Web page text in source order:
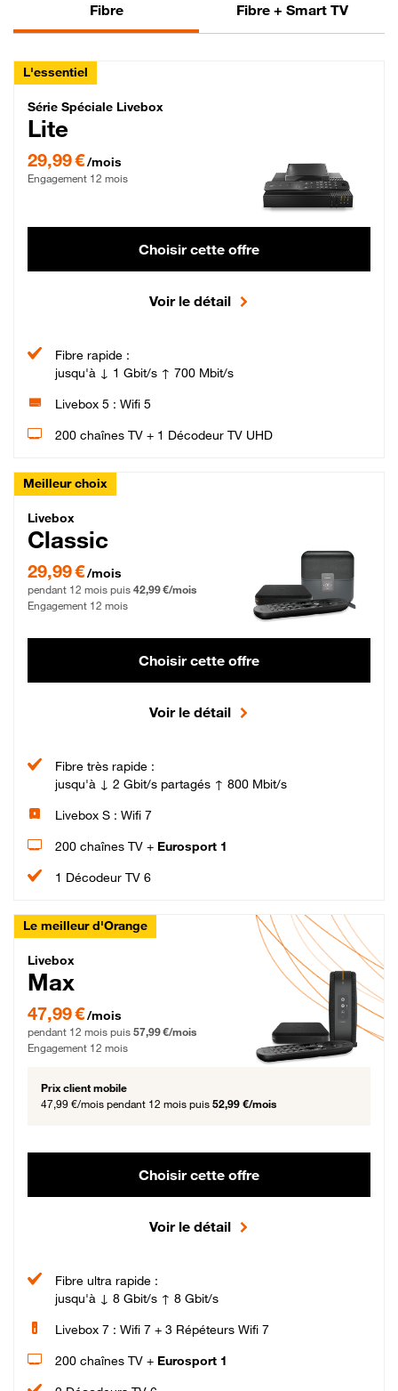
Fibre Fibre + Smart TV
L'essentiel
Série Spéciale Livebox Lite Fibre
Série Spéciale Livebox
Lite
29,99 €/mois
Engagement 12 mois
Choisir cette offre
Voir le détail
Fibre rapide :
jusqu'à ↓ 1 Gbit/s ↑ 700 Mbit/s
Livebox 5 : Wifi 5
200 chaînes TV + 1 Décodeur TV UHD
Meilleur choix
Livebox Classic Fibre
Livebox
Classic
29,99 € par mois pendant 12 mois puis 42,99 € par mois, Engagement 12 mois
29,99 €/mois
pendant 12 mois puis 42,99 €/mois
Engagement 12 mois
Choisir cette offre
Voir le détail
Fibre très rapide :
jusqu'à ↓ 2 Gbit/s partagés ↑ 800 Mbit/s
Livebox S : Wifi 7
200 chaînes TV + Eurosport 1
1 Décodeur TV 6
Le meilleur d'Orange
Livebox Max Fibre
Livebox
Max
47,99 € par mois pendant 12 mois puis 57,99 € par mois, Engagement 12 mois
47,99 €/mois
pendant 12 mois puis 57,99 €/mois
Engagement 12 mois
Prix client mobile
47,99 €/mois pendant 12 mois puis 52,99 €/mois
Choisir cette offre
Voir le détail
Fibre ultra rapide :
jusqu'à ↓ 8 Gbit/s ↑ 8 Gbit/s
Livebox 7 : Wifi 7 + 3 Répéteurs Wifi 7
200 chaînes TV + Eurosport 1